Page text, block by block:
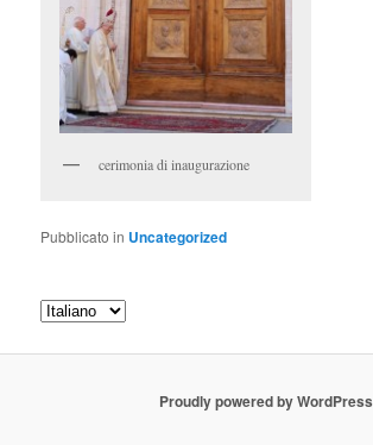
cerimonia di inaugurazione
Pubblicato in Uncategorized
Proudly powered by WordPress